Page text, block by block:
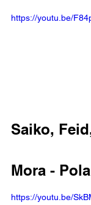
https://youtu.be/
Saiko,
Mora -
https://youtu.be/